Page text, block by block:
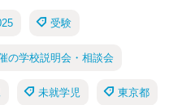
受験
の学校説明会・相談会
未就学児 東京都